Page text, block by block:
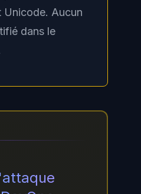
Aucun
dans le